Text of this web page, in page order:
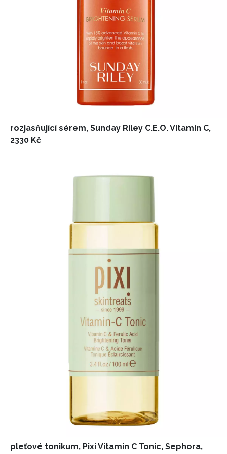
NEWSLETTER
rozjasňující sérem, Sunday Riley C.E.O. Vitamin C,
2330 Kč
pleťové tonikum, Pixi Vitamin C Tonic, Sephora,